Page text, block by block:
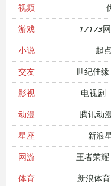
视频
游戏 17173
小说 起
交友 世纪佳缘
影视 电视剧
动漫 腾讯动
星座 新浪
网游 王者荣耀
体育 新浪体育